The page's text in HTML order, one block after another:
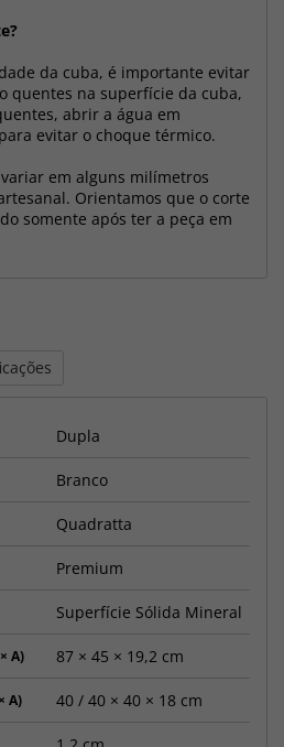
da cuba, é importante evitar
quentes na superfície da cuba,
abrir a água em
evitar o choque térmico.
em alguns milímetros
Orientamos que o corte
somente após ter a peça em
Dupla
Branco
Quadratta
Premium
Superfície Sólida Mineral
A) 87 × 45 × 19,2 cm
A) 40 / 40 × 40 × 18 cm